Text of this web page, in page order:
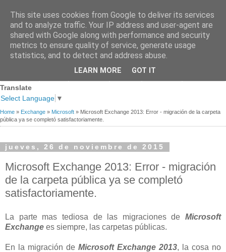
Premios
Links de
Contacto
Translate
Select Language ▼
Home » Exchange » Microsoft » Microsoft Exchange 2013: Error - migración de la carpeta
pública ya se completó satisfactoriamente.
jueves, 26 de noviembre de 2015
Microsoft Exchange 2013: Error - migración
de la carpeta pública ya se completó
satisfactoriamente.
La parte mas tediosa de las migraciones de Microsoft
Exchange es siempre, las carpetas públicas.
En la migración de Microsoft Exchange 2013, la cosa no
This site uses cookies from Google to deliver its services
and to analyze traffic. Your IP address and user-agent are
shared with Google along with performance and security
metrics to ensure quality of service, generate usage
statistics, and to detect and address abuse.
LEARN MORE GOT IT